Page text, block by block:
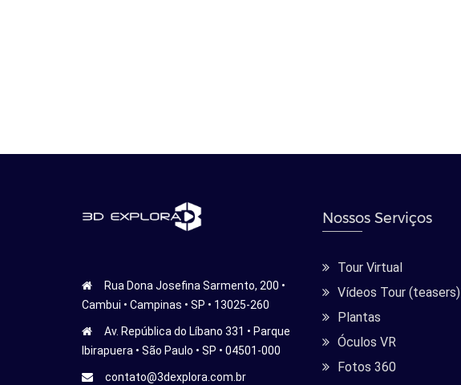
Rua Dona Josefina Sarmento, 200 •
Cambui • Campinas • SP • 13025-260
Av. República do Líbano 331 • Parque
Ibirapuera • São Paulo • SP • 04501-000
contato@3dexplora.com.br
Nossos Serviços
Tour Virtual
Vídeos Tour (teasers)
Plantas
Óculos VR
Fotos 360